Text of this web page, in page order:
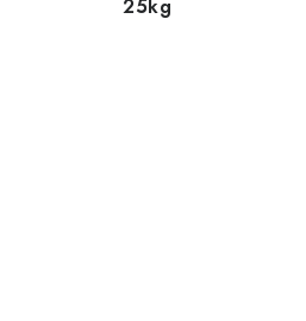
25kg